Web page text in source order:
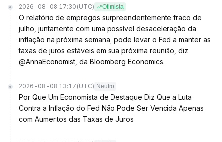
2026-08-08 17:30 (UTC) Otimista
O relatório de empregos surpreendentemente fraco de
julho, juntamente com uma possível desaceleração da
inflação na próxima semana, pode levar o Fed a manter as
taxas de juros estáveis em sua próxima reunião, diz
@AnnaEconomist, da Bloomberg Economics.
2026-08-08 13:17 (UTC) Neutro
Por Que Um Economista de Destaque Diz Que a Luta
Contra a Inflação do Fed Não Pode Ser Vencida Apenas
com Aumentos das Taxas de Juros